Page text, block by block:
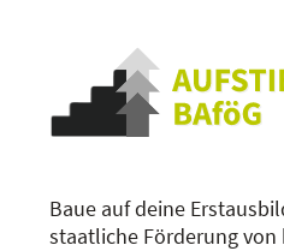
Baue auf deine
staatliche Förderung von